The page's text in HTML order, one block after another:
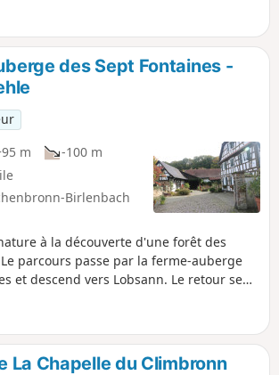
aurez peut-être la chance
! 08/07/2026 : Point
des Sept Fontaines -
m
-100 m
Birlenbach
à la découverte d'une forêt des
parcours passe par la ferme-auberge
et descend vers Lobsann. Le retour se
belle nature paisible. Ce parcours
se faire à VTT avec un minimum de
La Chapelle du Climbronn